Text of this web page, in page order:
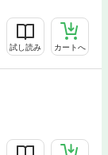
試し読み カートへ